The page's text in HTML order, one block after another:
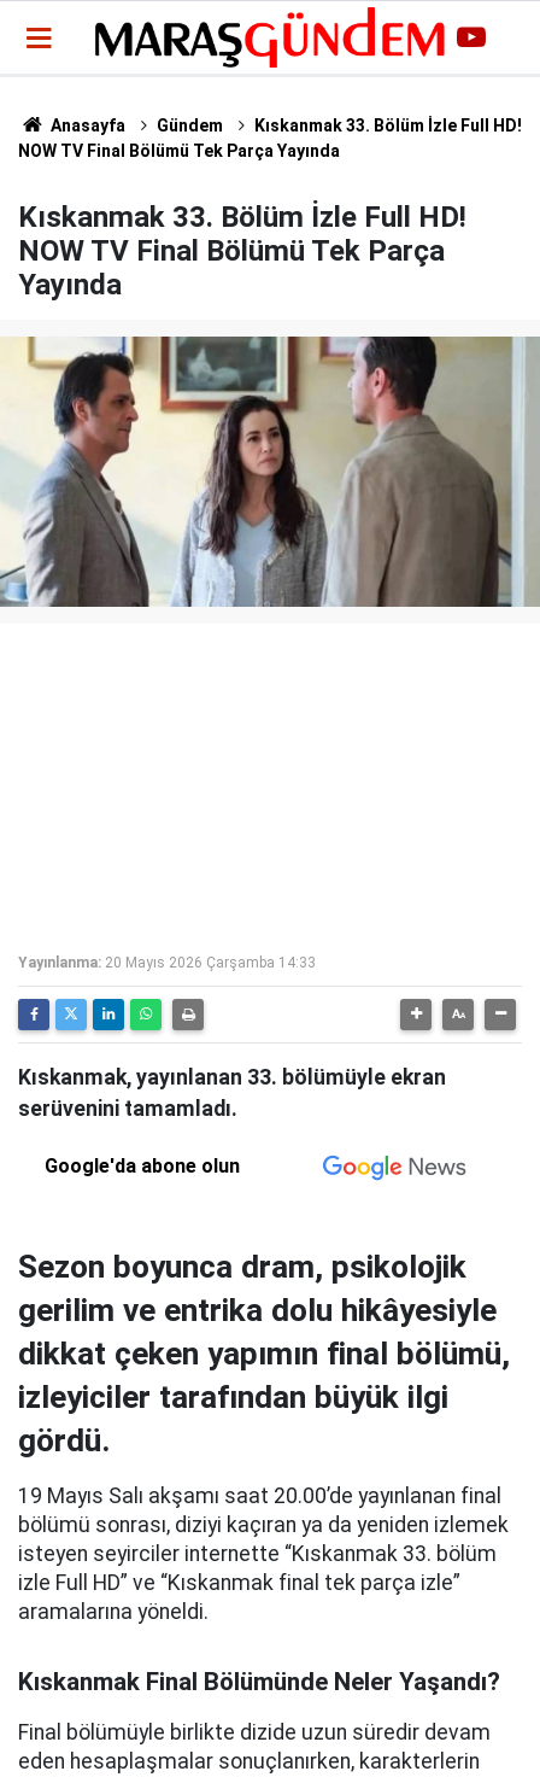
Anasayfa Gündem
Kıskanmak 33. Bölüm İzle Full HD!
NOW TV Final Bölümü Tek Parça Yayında
Kıskanmak 33. Bölüm İzle Full HD!
NOW TV Final Bölümü Tek Parça
Yayında
Yayınlanma: 20 Mayıs 2026 Çarşamba 14:33
Kıskanmak, yayınlanan 33. bölümüyle ekran
serüvenini tamamladı.
Google'da abone olun
Sezon boyunca dram, psikolojik
gerilim ve entrika dolu hikâyesiyle
dikkat çeken yapımın final bölümü,
izleyiciler tarafından büyük ilgi
gördü.
19 Mayıs Salı akşamı saat 20.00’de yayınlanan final
bölümü sonrası, diziyi kaçıran ya da yeniden izlemek
isteyen seyirciler internette “Kıskanmak 33. bölüm
izle Full HD” ve “Kıskanmak final tek parça izle”
aramalarına yöneldi.
Kıskanmak Final Bölümünde Neler Yaşandı?
Final bölümüyle birlikte dizide uzun süredir devam
eden hesaplaşmalar sonuçlanırken, karakterlerin